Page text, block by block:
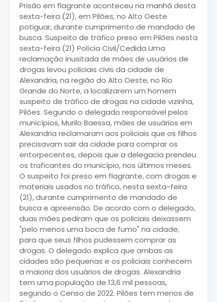
Prisão em flagrante aconteceu na manhã desta
sexta-feira (21), em Pilões, no Alto Oeste
potiguar, durante cumprimento de mandado de
busca. Suspeito de tráfico preso em Pilões nesta
sexta-feira (21) Polícia Civil/Cedida Uma
reclamação inusitada de mães de usuários de
drogas levou policiais civis da cidade de
Alexandria, na região do Alto Oeste, no Rio
Grande do Norte, a localizarem um homem
suspeito de tráfico de drogas na cidade vizinha,
Pilões. Segundo o delegado responsável pelos
municípios, Murilo Baessa, mães de usuários em
Alexandria reclamaram aos policiais que os filhos
precisavam sair da cidade para comprar os
entorpecentes, depois que a delegacia prendeu
os traficantes do município, nos últimos meses.
O suspeito foi preso em flagrante, com drogas e
materiais usados no tráfico, nesta sexta-feira
(21), durante cumprimento de mandado de
busca e apreensão. De acordo com o delegado,
duas mães pediram que os policiais deixassem
"pelo menos uma boca de fumo" na cidade,
para que seus filhos pudessem comprar as
drogas. O delegado explica que ambas as
cidades são pequenas e os policiais conhecem
a maioria dos usuários de drogas. Alexandria
tem uma população de 13,6 mil pessoas,
segundo o Censo de 2022. Pilões tem menos de